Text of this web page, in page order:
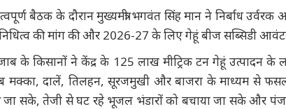
बैठक के दौरान मुख्यमंत्री भगवंत सिंह मान ने निर्बाध
की मांग की और 2026-27 के लिए गेहूं बीज सब्सिडी
के किसानों ने केंद्र के 125 लाख मीट्रिक टन गेहूं उत्पादन के
मक्का, दालें, तिलहन, सूरजमुखी और बाजरा के माध्यम से फसल
जा सके, तेजी से घट रहे भूजल भंडारों को बचाया जा सके और